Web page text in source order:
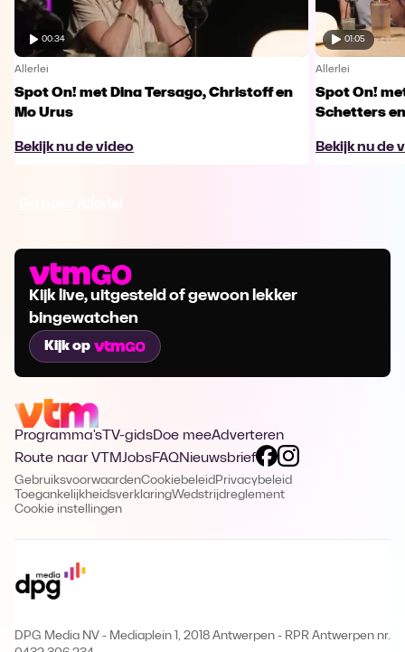
00:34
Allerlei
Spot On! met Dina Tersago, Christoff en
Mo Urus
Bekijk nu de video
01:05
Allerlei
Spot On!
Schetters
Bekijk nu de
Kijk live, uitgesteld of gewoon lekker
bingewatchen
Kijk op
Programma's TV-gidsDoe meeAdverteren
Route naar VTMJobsFAQNieuwsbrief
GebruiksvoorwaardenCookiebeleid Privacybeleid
ToegankelijkheidsverklaringWedstrijdreglement
Cookie instellingen
DPG Media NV - Mediaplein 1, 2018 Antwerpen - RPR Antwerpen nr.